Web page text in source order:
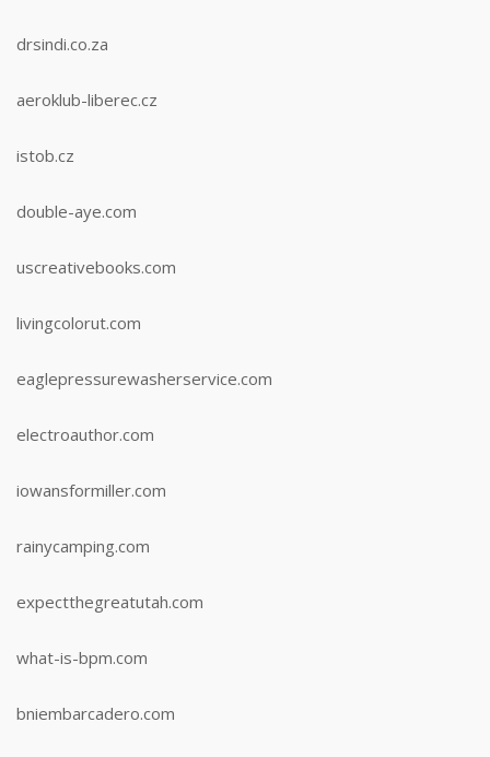
drsindi.co.za
aeroklub-liberec.cz
istob.cz
double-aye.com
uscreativebooks.com
livingcolorut.com
eaglepressurewasherservice.com
electroauthor.com
iowansformiller.com
rainycamping.com
expectthegreatutah.com
what-is-bpm.com
bniembarcadero.com